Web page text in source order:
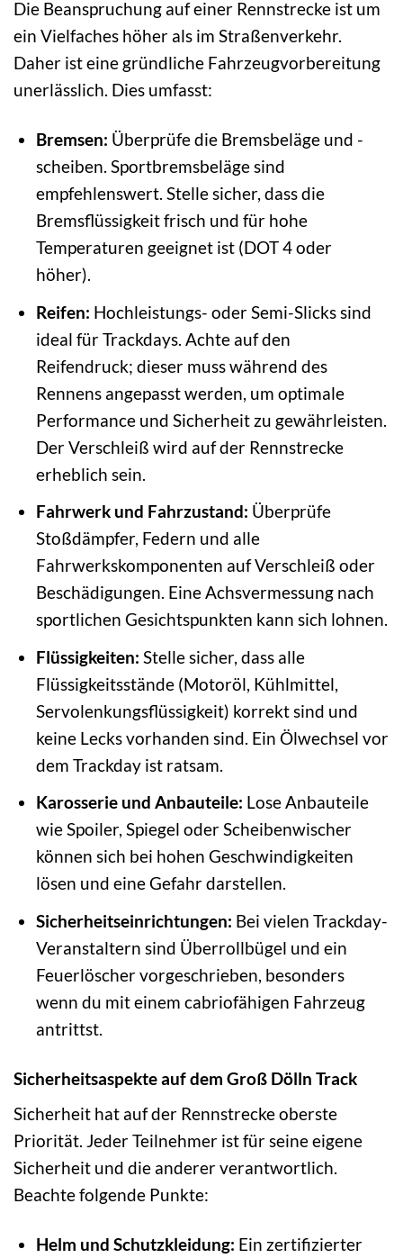
Die Beanspruchung auf einer Rennstrecke ist um
ein Vielfaches höher als im Straßenverkehr.
Daher ist eine gründliche Fahrzeugvorbereitung
unerlässlich. Dies umfasst:
Bremsen: Überprüfe die Bremsbeläge und -
scheiben. Sportbremsbeläge sind
empfehlenswert. Stelle sicher, dass die
Bremsflüssigkeit frisch und für hohe
Temperaturen geeignet ist (DOT 4 oder
höher).
Reifen: Hochleistungs- oder Semi-Slicks sind
ideal für Trackdays. Achte auf den
Reifendruck; dieser muss während des
Rennens angepasst werden, um optimale
Performance und Sicherheit zu gewährleisten.
Der Verschleiß wird auf der Rennstrecke
erheblich sein.
Fahrwerk und Fahrzustand: Überprüfe
Stoßdämpfer, Federn und alle
Fahrwerkskomponenten auf Verschleiß oder
Beschädigungen. Eine Achsvermessung nach
sportlichen Gesichtspunkten kann sich lohnen.
Flüssigkeiten: Stelle sicher, dass alle
Flüssigkeitsstände (Motoröl, Kühlmittel,
Servolenkungsflüssigkeit) korrekt sind und
keine Lecks vorhanden sind. Ein Ölwechsel vor
dem Trackday ist ratsam.
Karosserie und Anbauteile: Lose Anbauteile
wie Spoiler, Spiegel oder Scheibenwischer
können sich bei hohen Geschwindigkeiten
lösen und eine Gefahr darstellen.
Sicherheitseinrichtungen: Bei vielen Trackday-
Veranstaltern sind Überrollbügel und ein
Feuerlöscher vorgeschrieben, besonders
wenn du mit einem cabriofähigen Fahrzeug
antrittst.
Sicherheitsaspekte auf dem Groß Dölln Track
Sicherheit hat auf der Rennstrecke oberste
Priorität. Jeder Teilnehmer ist für seine eigene
Sicherheit und die anderer verantwortlich.
Beachte folgende Punkte:
Helm und Schutzkleidung: Ein zertifizierter